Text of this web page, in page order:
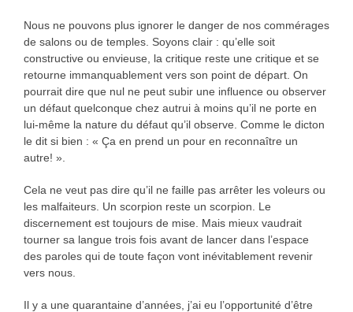
Nous ne pouvons plus ignorer le danger de nos commérages
de salons ou de temples. Soyons clair : qu’elle soit
constructive ou envieuse, la critique reste une critique et se
retourne immanquablement vers son point de départ. On
pourrait dire que nul ne peut subir une influence ou observer
un défaut quelconque chez autrui à moins qu’il ne porte en
lui-même la nature du défaut qu’il observe. Comme le dicton
le dit si bien : « Ça en prend un pour en reconnaître un
autre! ».
Cela ne veut pas dire qu’il ne faille pas arrêter les voleurs ou
les malfaiteurs. Un scorpion reste un scorpion. Le
discernement est toujours de mise. Mais mieux vaudrait
tourner sa langue trois fois avant de lancer dans l’espace
des paroles qui de toute façon vont inévitablement revenir
vers nous.
Il y a une quarantaine d’années, j’ai eu l’opportunité d’être